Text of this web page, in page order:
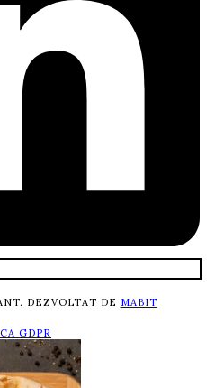
DEZVOLTAT DE MABIT
GDPR